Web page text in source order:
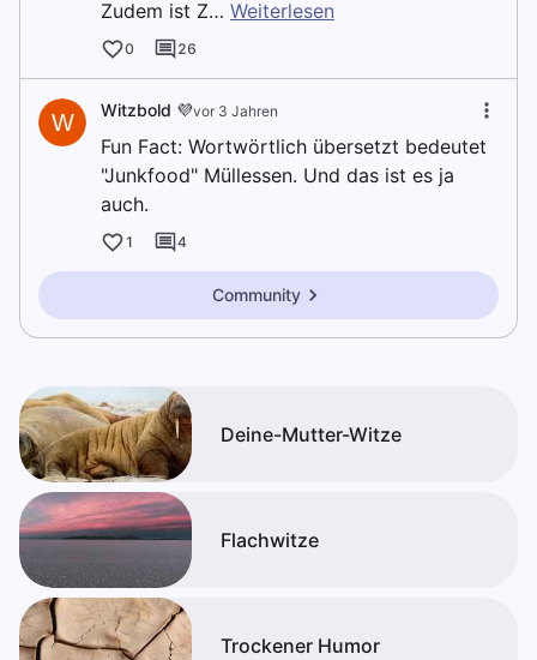
Zudem ist Z… Weiterlesen
0 26
W Witzbold 💜vor 3 Jahren
Fun Fact: Wortwörtlich übersetzt bedeutet
"Junkfood" Müllessen. Und das ist es ja
auch.
1 4
Community
Deine-Mutter-Witze
Flachwitze
Trockener Humor